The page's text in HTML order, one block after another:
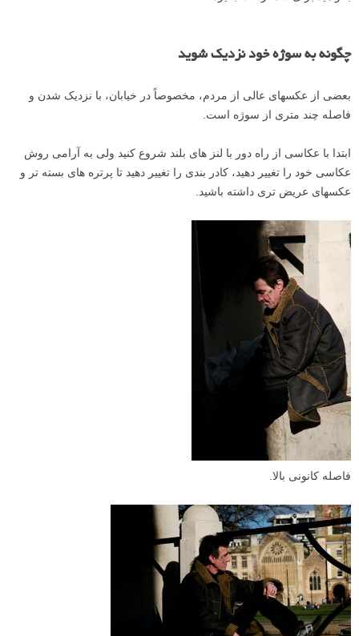
چگونه به سوژه خود نزدیک شوید
بعضی از عکسهای عالی از مردم، مخصوصاً در خیابان، با نزدیک شدن و
فاصله چند متری از سوژه است.
ابتدا با عکاسی از راه دور با لنز های بلند شروع کنید ولی به آرامی روش
عکاسی خود را تغییر دهید، کادر بندی را تغییر دهید تا پرتره های بسته تر و
عکسهای عریض تری داشته باشید.
فاصله کانونی بالا.